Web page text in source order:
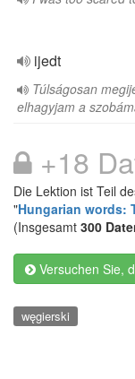
ijedt
Túlságosan
elhagyjam a
+18
Die Lektion ist Teil
"Hungarian words:
(Insgesamt 300
Versuchen Sie,
węgierski